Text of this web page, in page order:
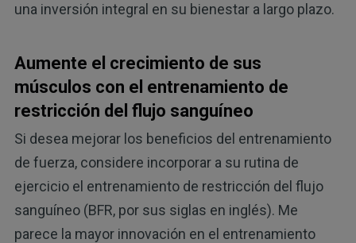
una inversión integral en su bienestar a largo plazo.
Aumente el crecimiento de sus
músculos con el entrenamiento de
restricción del flujo sanguíneo
Si desea mejorar los beneficios del entrenamiento
de fuerza, considere incorporar a su rutina de
ejercicio el entrenamiento de restricción del flujo
sanguíneo (BFR, por sus siglas en inglés). Me
parece la mayor innovación en el entrenamiento